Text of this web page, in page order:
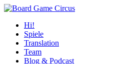
Hi!
Spiele
Translation
Team
Blog & Podcast